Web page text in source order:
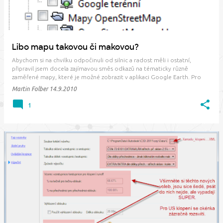
Libo mapu takovou či makovou?
Abychom si na chvilku odpočinuli od silnic a radost měli i ostatní,
připravil jsem docela zajímavou směs odkazů na tématicky různě
zaměřené mapy, které je možné zobrazit v aplikaci Google Earth. Pro
zapomnětlivce rychle připomenu, že moc šikovná aplikace Plex.Earth
Martin Folber 14.9.2010
1